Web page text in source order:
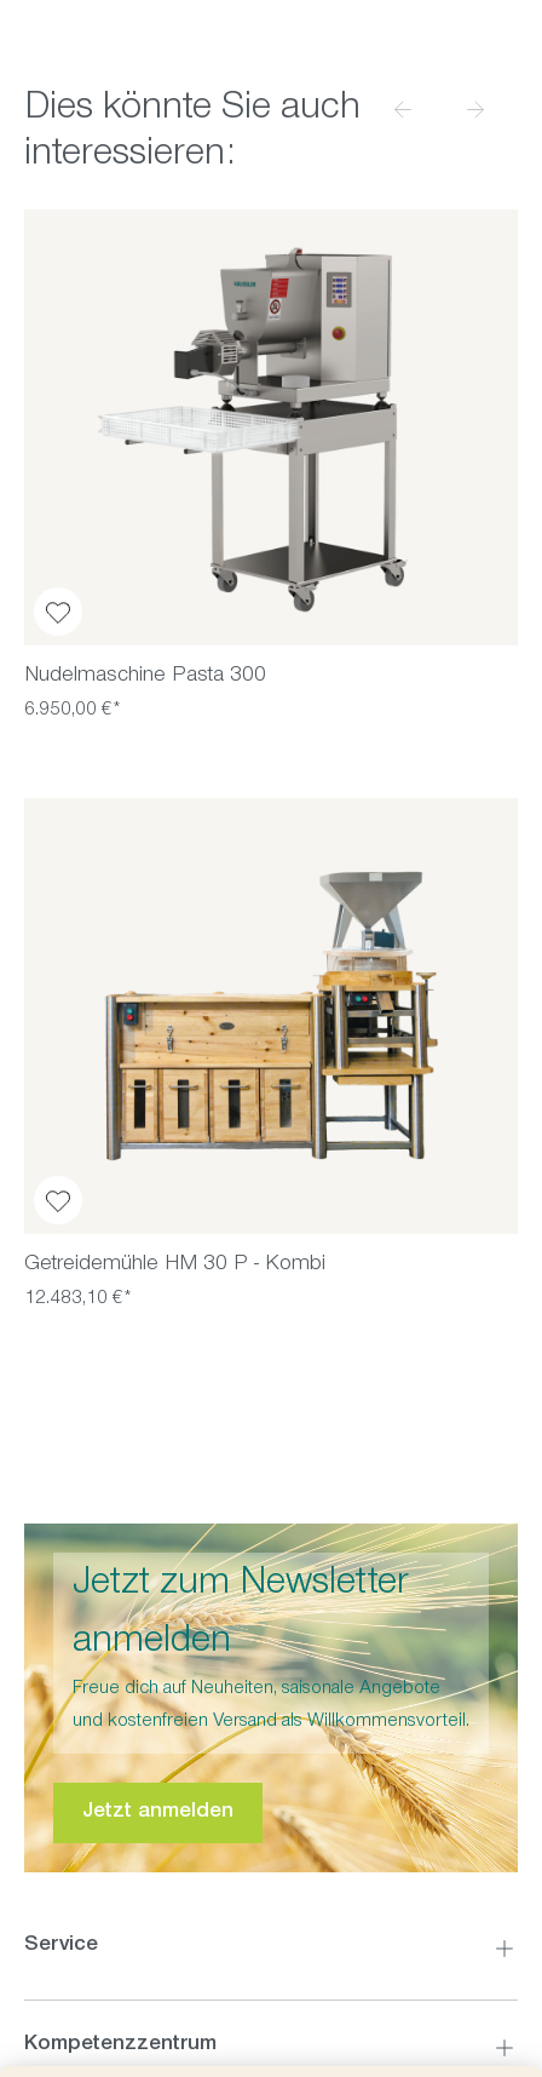
Produktgalerie überspringen
Dies könnte Sie auch
interessieren:
Nudelmaschine Pasta 300
6.950,00 €*
Getreidemühle HM 30 P - Kombi
12.483,10 €*
Jetzt zum Newsletter
anmelden
Freue dich auf Neuheiten, saisonale Angebote
und kostenfreien Versand als Willkommensvorteil.
Jetzt anmelden
Service
Kompetenzzentrum